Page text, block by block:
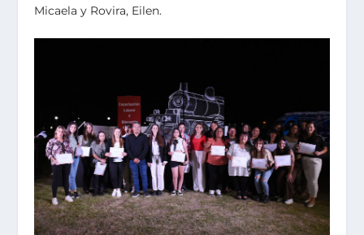
Micaela y Rovira, Eilen.